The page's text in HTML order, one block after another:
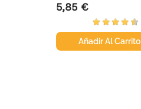
Precio
5,85 €
Añadir Al Carrito